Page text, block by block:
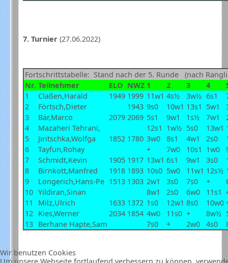
7. Turnier(27.06.2022)
Fortschrittstabelle: Stand nach der 5. Runde (nach
Nr. Teilnehmer ELO NWZ 1 2 3 4
1
Claßen,Harald 1949 1999 11w1 4s½ 3w½ 6s1
2
Förtsch,Dieter 1943 9s0 10w1 13s1 5w1
3
Bär,Marco 2079 2069 5s1 9w1 1s½ 7w1
4
Mazaheri Tehrani, 12s1 1w½ 5s0 13w1
5
Jiritschka,Wolfga 1852 1780 3w0 8s1 4w1 2s0
6
Tayfun,Rohay + 7w0 10s1 1w0
7
Schmidt,Kevin 1905 1917 13w1 6s1 9w1 3s0
8
Birnkott,Manfred 1918 1893 10s0 5w0 11w1 12s½
9
Longerich,Hans-Pe 1513 1303 2w1 3s0 7s0 +
10 Yildiran,Sinan 8w1 2s0 6w0 11s1
11
Milz,Ulrich 1633 1372 1s0 12w1 8s0 10w0
12 Kies,Werner 2034 1854 4w0 11s0 + 8w½
13 Berhane Hapte,Sam 7s0 + 2w0 4s0
Wir benutzen Cookies
Um unsere Webseite fortlaufend verbessern zu können,